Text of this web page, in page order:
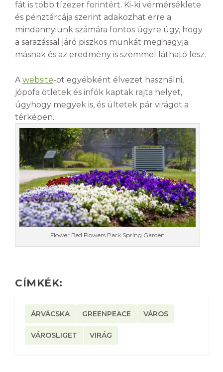
fát is több tízezer forintért. Ki-ki vérmérséklete
és pénztárcája szerint adakozhat erre a
mindannyiunk számára fontos ügyre úgy, hogy
a sarazással járó piszkos munkát meghagyja
másnak és az eredmény is szemmel látható lesz.
Awebsite-ot egyébként élvezet használni,
jópofa ötletek és infók kaptak rajta helyet,
úgyhogy megyek is, és ültetek pár virágot a
térképen.
Flower Bed Flowers Park Spring Garden
CÍMKÉK:
ÁRVÁCSKA GREENPEACE VÁROS
VÁROSLIGET VIRÁG